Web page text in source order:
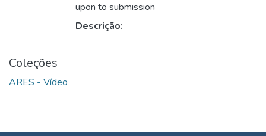
upon to submission
Descrição:
Coleções
ARES - Vídeo